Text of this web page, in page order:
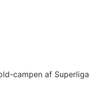
campen af Superliga